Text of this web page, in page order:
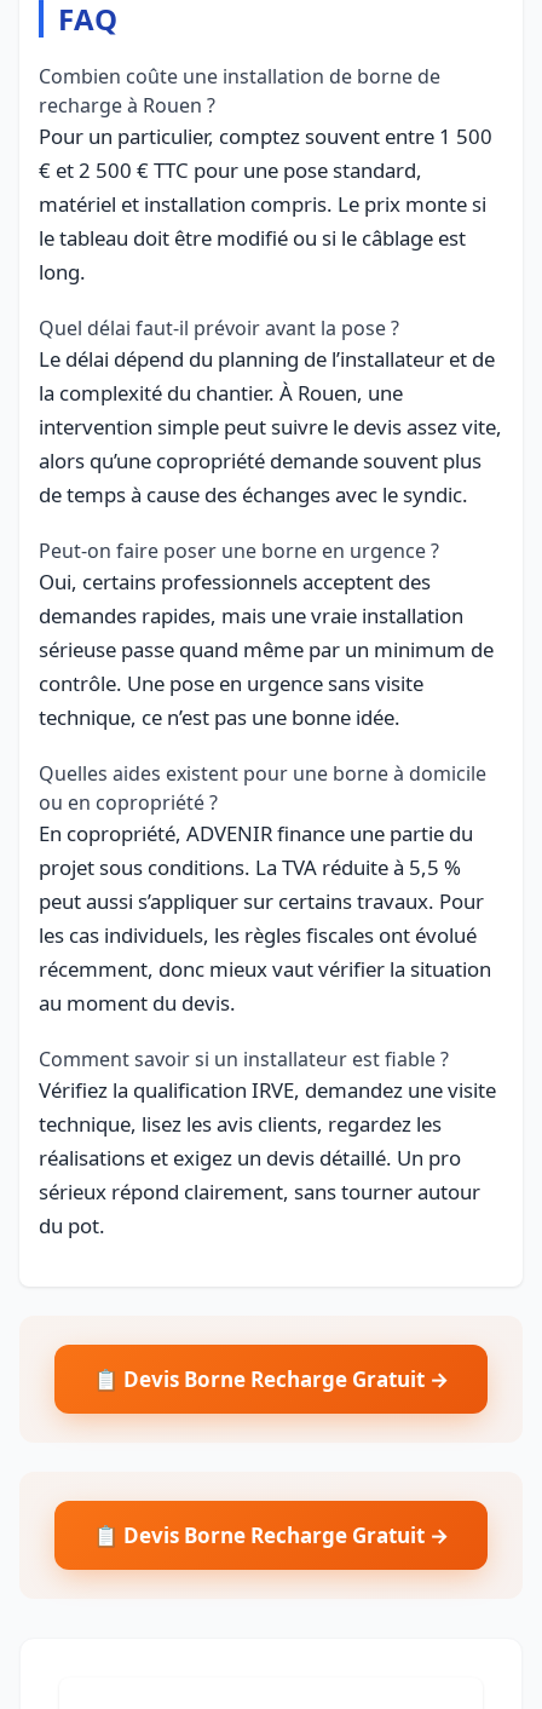
FAQ
Combien coûte une installation de borne de
recharge à Rouen ?
Pour un particulier, comptez souvent entre 1 500
€ et 2 500 € TTC pour une pose standard,
matériel et installation compris. Le prix monte si
le tableau doit être modifié ou si le câblage est
long.
Quel délai faut-il prévoir avant la pose ?
Le délai dépend du planning de l’installateur et de
la complexité du chantier. À Rouen, une
intervention simple peut suivre le devis assez vite,
alors qu’une copropriété demande souvent plus
de temps à cause des échanges avec le syndic.
Peut-on faire poser une borne en urgence ?
Oui, certains professionnels acceptent des
demandes rapides, mais une vraie installation
sérieuse passe quand même par un minimum de
contrôle. Une pose en urgence sans visite
technique, ce n’est pas une bonne idée.
Quelles aides existent pour une borne à domicile
ou en copropriété ?
En copropriété, ADVENIR finance une partie du
projet sous conditions. La TVA réduite à 5,5 %
peut aussi s’appliquer sur certains travaux. Pour
les cas individuels, les règles fiscales ont évolué
récemment, donc mieux vaut vérifier la situation
au moment du devis.
Comment savoir si un installateur est fiable ?
Vérifiez la qualification IRVE, demandez une visite
technique, lisez les avis clients, regardez les
réalisations et exigez un devis détaillé. Un pro
sérieux répond clairement, sans tourner autour
du pot.
📋 Devis Borne Recharge Gratuit →
📋 Devis Borne Recharge Gratuit →